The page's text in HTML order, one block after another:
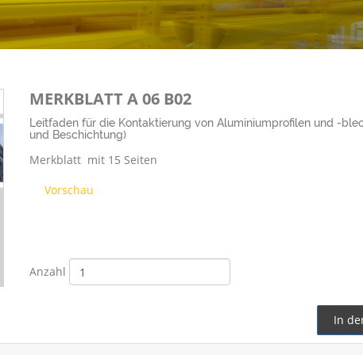
MERKBLATT A 06 B02
Leitfaden für die Kontaktierung von Aluminiumprofilen und -
und Beschichtung)
Merkblatt mit 15 Seiten
Vorschau
Anzahl
In